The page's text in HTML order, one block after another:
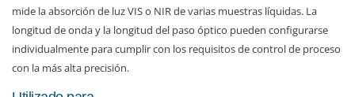
mide la absorción de luz VIS o NIR de varias muestras líquidas. La
longitud de onda y la longitud del paso óptico pueden configurarse
individualmente para cumplir con los requisitos de control de proceso
con la más alta precisión.